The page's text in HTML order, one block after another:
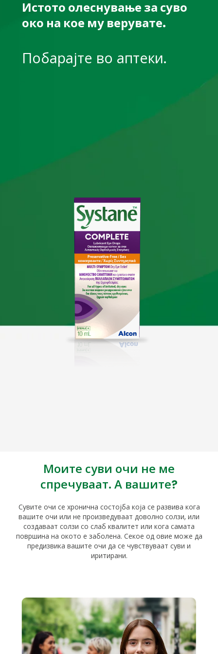
Истото олеснување за суво
око на кое му верувате.
Побарајте во аптеки.
Моите суви очи не ме
спречуваат. А вашите?
Сувите очи се хронична состојба која се развива кога
вашите очи или не произведуваат доволно солзи, или
создаваат солзи со слаб квалитет или кога самата
површина на окото е заболена. Секое од овие може да
предизвика вашите очи да се чувствуваат суви и
иритирани.